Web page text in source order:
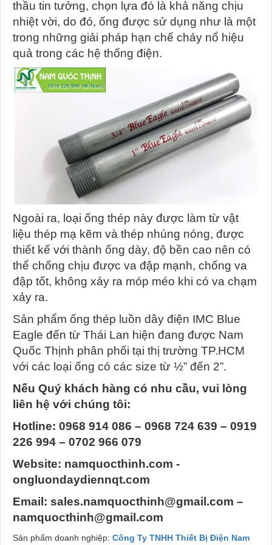
thầu tin tưởng, chọn lựa đó là khả năng chịu
nhiệt vời, do đó, ống được sử dụng như là một
trong những giải pháp hạn chế cháy nổ hiệu
quả trong các hệ thống điện.
Ngoài ra, loại ống thép này được làm từ vật
liệu thép mạ kẽm và thép nhúng nóng, được
thiết kế với thành ống dày, độ bền cao nên có
thể chống chịu được va đập mạnh, chống va
đập tốt, không xảy ra móp méo khi có va chạm
xảy ra.
Sản phẩm ống thép luồn dây điện IMC Blue
Eagle đến từ Thái Lan hiện đang được Nam
Quốc Thịnh phân phối tại thị trường TP.HCM
với các loại ống có các size từ ½” đến 2”.
Nếu Quý khách hàng có nhu cầu, vui lòng
liên hệ với chúng tôi:
Hotline: 0968 914 086 – 0968 724 639 – 0919
226 994 – 0702 966 079
Website: namquocthinh.com -
ongluondaydiennqt.com
Email: sales.namquocthinh@gmail.com –
namquocthinh@gmail.com
Sản phẩm doanh nghiệp: Công Ty TNHH Thiết Bị Điện Nam